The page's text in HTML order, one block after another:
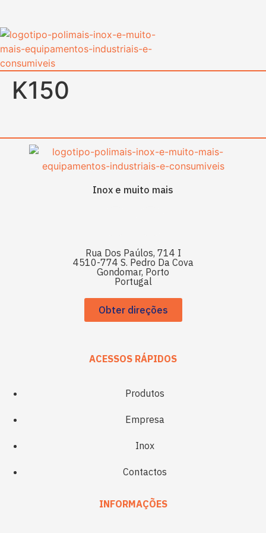
K150
Inox e muito mais
Rua Dos Paúlos, 714 I
4510-774 S. Pedro Da Cova
Gondomar, Porto
Portugal
Obter direções
ACESSOS RÁPIDOS
Produtos
Empresa
Inox
Contactos
INFORMAÇÕES